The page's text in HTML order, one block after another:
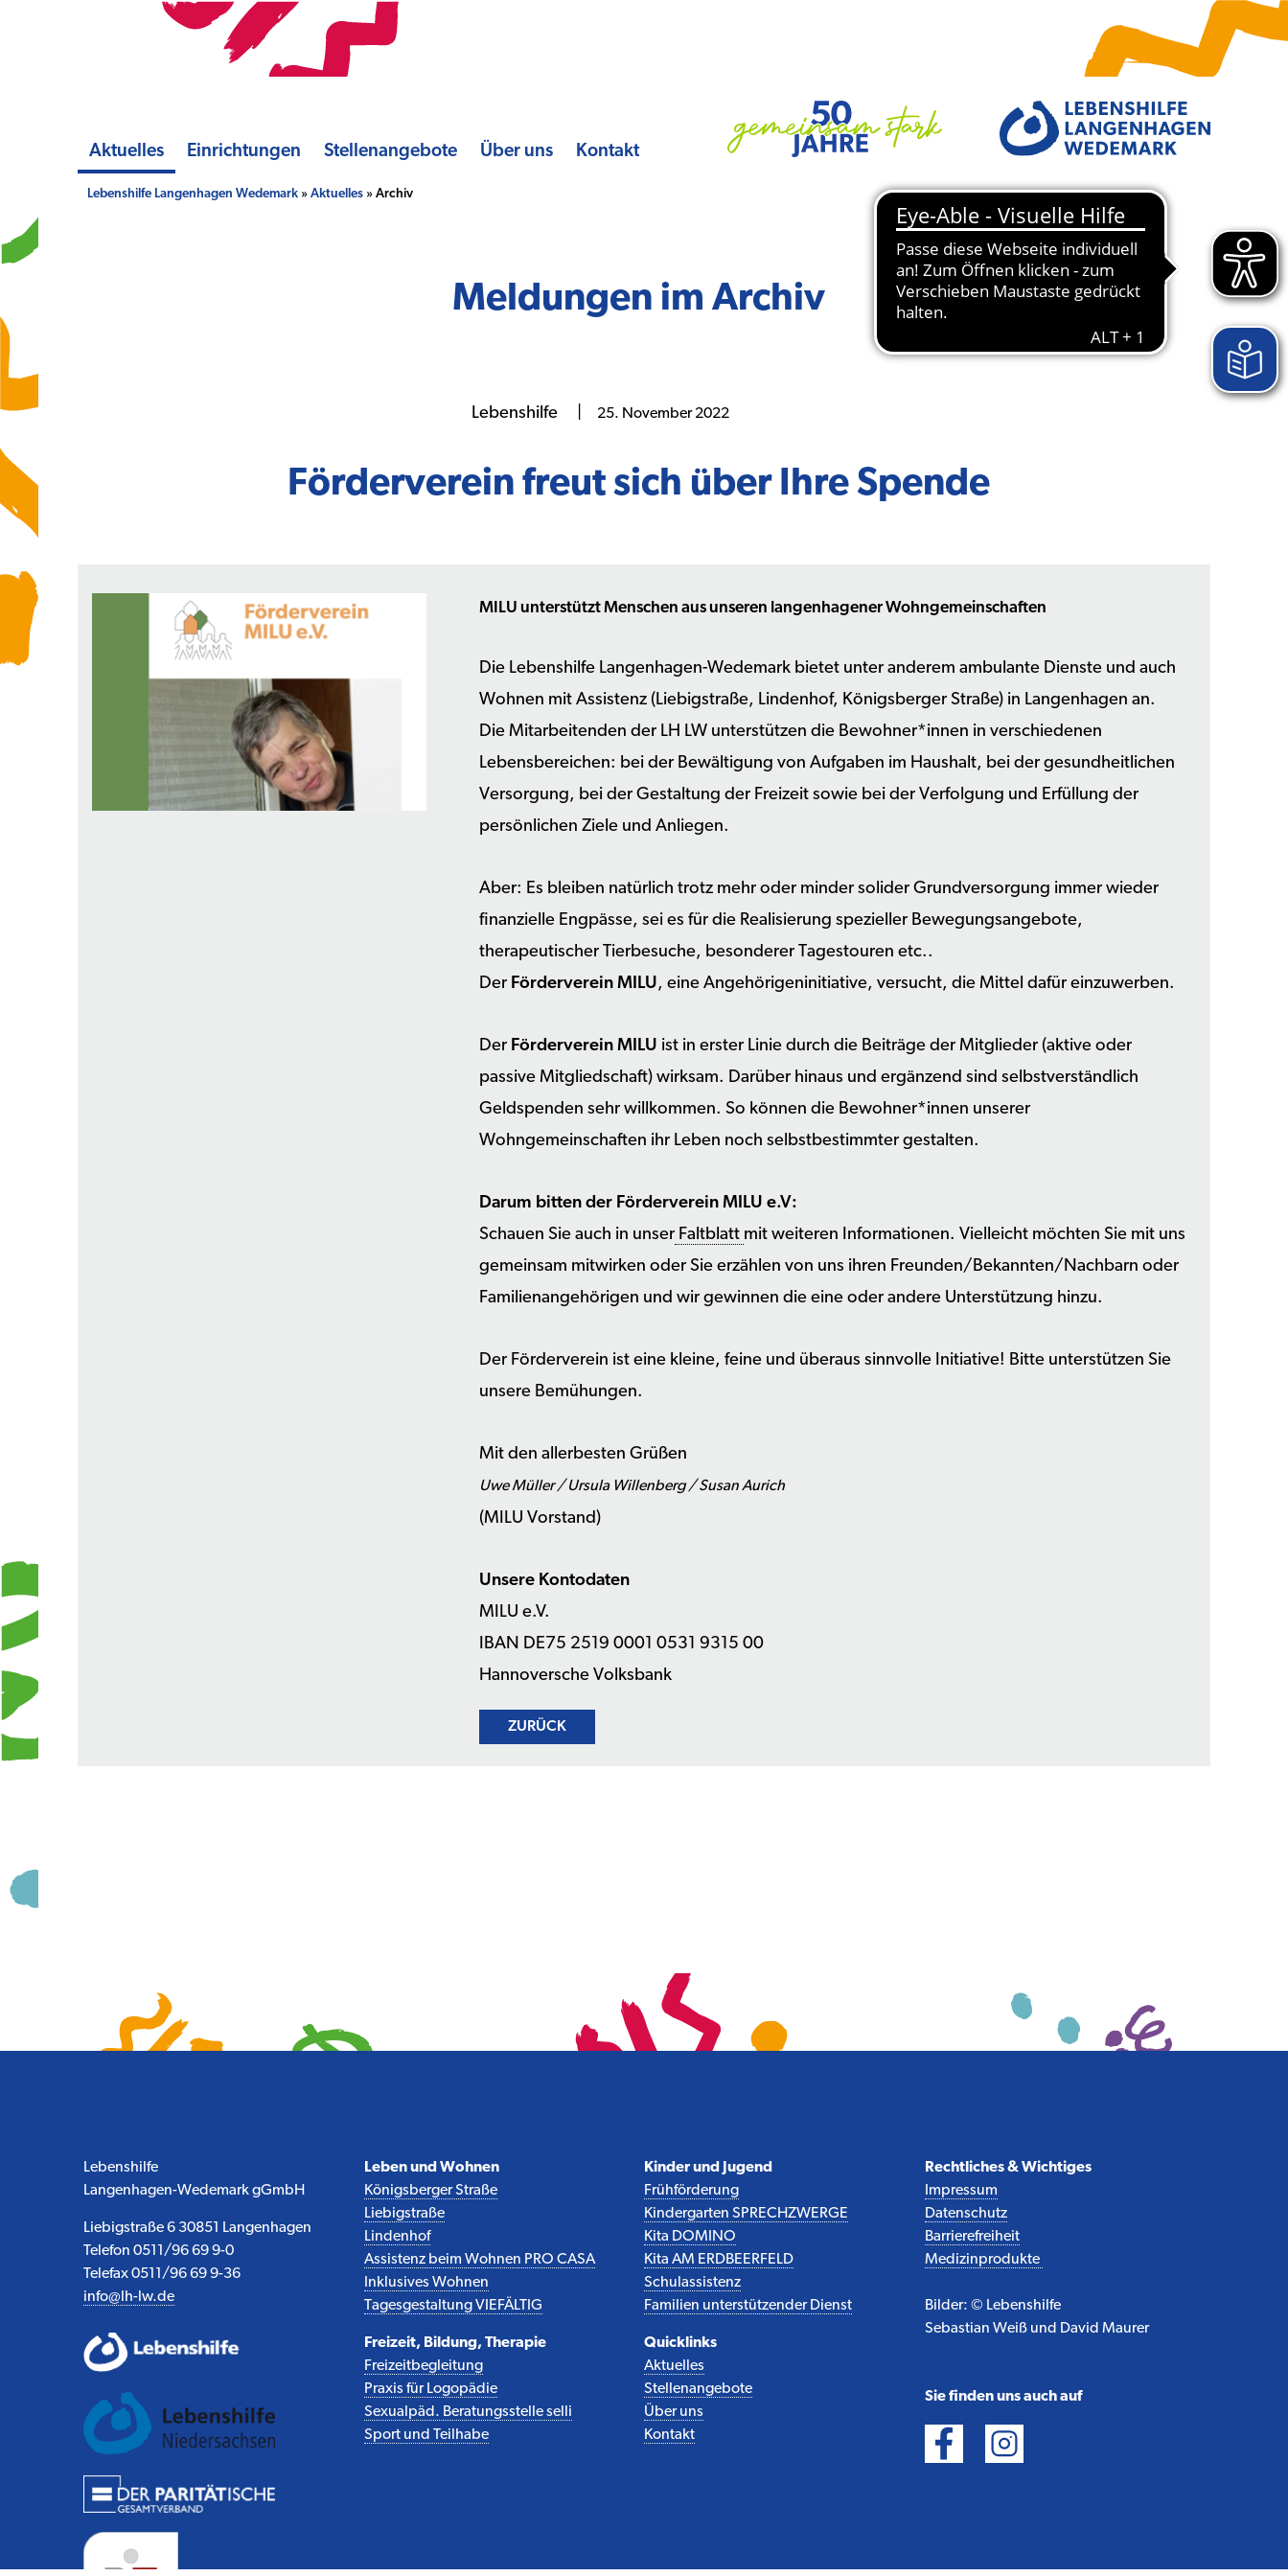
Aktuelles Einrichtungen Stellenangebote Über uns Kontakt
Lebenshilfe Langenhagen Wedemark» Aktuelles» Archiv
Meldungen im Archiv
Lebenshilfe 25. November 2022
Förderverein freut sich über Ihre Spende
MILU unterstützt Menschen aus unseren langenhagener Wohngemeinschaften
Die Lebenshilfe Langenhagen-Wedemark bietet unter anderem ambulante Dienste und auch
Wohnen mit Assistenz (Liebigstraße, Lindenhof, Königsberger Straße) in Langenhagen an.
Die Mitarbeitenden der LH LW unterstützen die Bewohner*innen in verschiedenen
Lebensbereichen: bei der Bewältigung von Aufgaben im Haushalt, bei der gesundheitlichen
Versorgung, bei der Gestaltung der Freizeit sowie bei der Verfolgung und Erfüllung der
persönlichen Ziele und Anliegen.
Aber: Es bleiben natürlich trotz mehr oder minder solider Grundversorgung immer wieder
finanzielle Engpässe, sei es für die Realisierung spezieller Bewegungsangebote,
therapeutischer Tierbesuche, besonderer Tagestouren etc..
Der Förderverein MILU, eine Angehörigeninitiative, versucht, die Mittel dafür einzuwerben.
Der Förderverein MILU ist in erster Linie durch die Beiträge der Mitglieder (aktive oder
passive Mitgliedschaft) wirksam. Darüber hinaus und ergänzend sind selbstverständlich
Geldspenden sehr willkommen. So können die Bewohner*innen unserer
Wohngemeinschaften ihr Leben noch selbstbestimmter gestalten.
Darum bitten der Förderverein MILU e.V:
Schauen Sie auch in unserFaltblatt mit weiteren Informationen. Vielleicht möchten Sie mit uns
gemeinsam mitwirken oder Sie erzählen von uns ihren Freunden/Bekannten/Nachbarn oder
Familienangehörigen und wir gewinnen die eine oder andere Unterstützung hinzu.
Der Förderverein ist eine kleine, feine und überaus sinnvolle Initiative! Bitte unterstützen Sie
unsere Bemühungen.
Mit den allerbesten Grüßen
Uwe Müller / Ursula Willenberg / Susan Aurich
(MILU Vorstand)
Unsere Kontodaten
MILU e.V.
IBAN DE75 2519 0001 0531 9315 00
Hannoversche Volksbank
ZURÜCK
Lebenshilfe
Langenhagen-Wedemark gGmbH
Liebigstraße 6 30851 Langenhagen
Telefon 0511/96 69 9-0
Telefax 0511/96 69 9-36
info@lh-lw.de
Leben und Wohnen
Königsberger Straße
Liebigstraße
Lindenhof
Assistenz beim Wohnen PRO CASA
Inklusives Wohnen
Tagesgestaltung VIEFÄLTIG
Freizeit, Bildung, Therapie
Freizeitbegleitung
Praxis für Logopädie
Sexualpäd. Beratungsstelle selli
Sport und Teilhabe
Kinder und Jugend
Frühförderung
Kindergarten SPRECHZWERGE
Kita DOMINO
Kita AM ERDBEERFELD
Schulassistenz
Familien unterstützender Dienst
Quicklinks
Aktuelles
Stellenangebote
Über uns
Kontakt
Rechtliches & Wichtiges
Impressum
Datenschutz
Barrierefreiheit
Medizinprodukte
Bilder: © Lebenshilfe
Sebastian Weiß und David Maurer
Sie finden uns auch auf